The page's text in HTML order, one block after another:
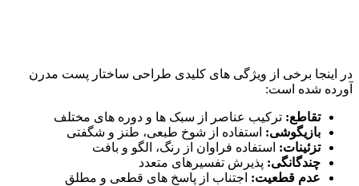
در اینجا برخی از ویژگی های کلیدی طراحی ساختار پست مدرن
آورده شده است:
تقاطع: ترکیب عناصر از سبک ها و دوره های مختلف
بازیگوشی: استفاده از شوخ طبعی، طنز و شگفتی
تزئینات: استفاده فراوان از رنگ، الگو و بافت
چندگانگی: پذیرش تفسیرهای متعدد
عدم قطعیت: اجتناب از پاسخ های قطعی و مطلق